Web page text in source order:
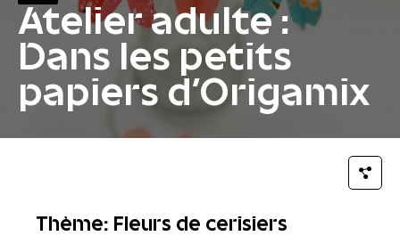
Atelier adulte :
Dans les petits
papiers d'Origamix
Thème: Fleurs de cerisiers